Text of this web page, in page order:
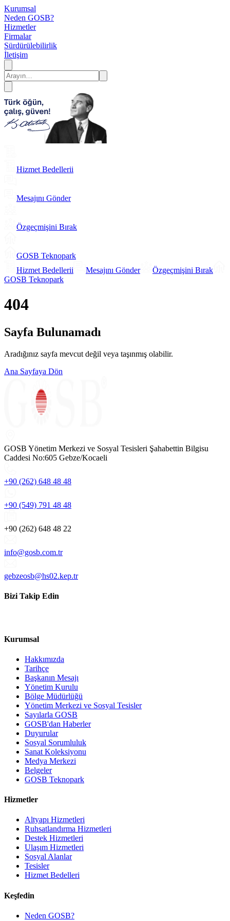
Kurumsal
Neden GOSB?
Hizmetler
Firmalar
Sürdürülebilirlik
İletişim
Hizmet Bedellerii
Mesajını Gönder
Özgeçmişini Bırak
GOSB Teknopark
Hizmet Bedellerii
Mesajını Gönder
Özgeçmişini Bırak
GOSB Teknopark
404
Sayfa Bulunamadı
Aradığınız sayfa mevcut değil veya taşınmış olabilir.
Ana Sayfaya Dön
GOSB Yönetim Merkezi ve Sosyal Tesisleri Şahabettin Bilgisu
Caddesi No:605 Gebze/Kocaeli
+90 (262) 648 48 48
+90 (549) 791 48 48
+90 (262) 648 48 22
info@gosb.com.tr
gebzeosb@hs02.kep.tr
Bizi Takip Edin
Kurumsal
Hakkımızda
Tarihçe
Başkanın Mesajı
Yönetim Kurulu
Bölge Müdürlüğü
Yönetim Merkezi ve Sosyal Tesisler
Sayılarla GOSB
GOSB'dan Haberler
Duyurular
Sosyal Sorumluluk
Sanat Koleksiyonu
Medya Merkezi
Belgeler
GOSB Teknopark
Hizmetler
Altyapı Hizmetleri
Ruhsatlandırma Hizmetleri
Destek Hizmetleri
Ulaşım Hizmetleri
Sosyal Alanlar
Tesisler
Hizmet Bedelleri
Keşfedin
Neden GOSB?